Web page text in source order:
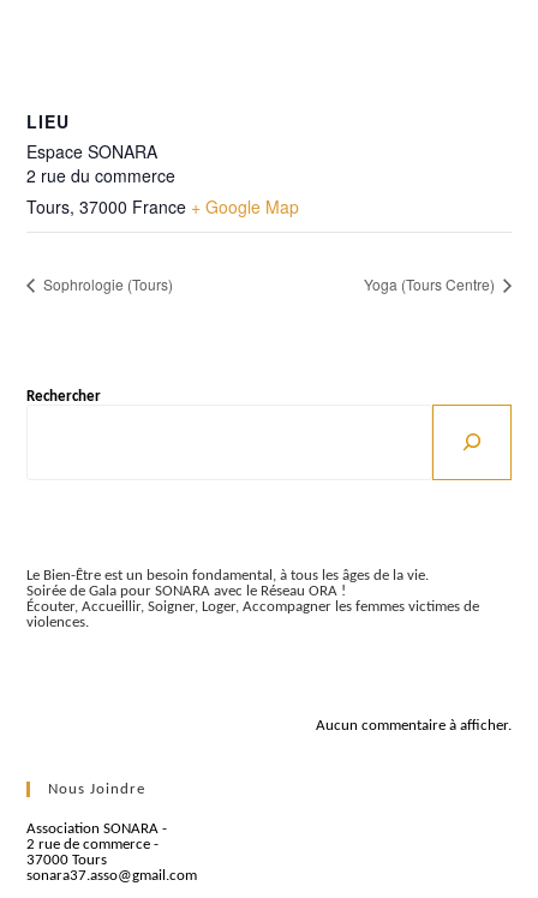
LIEU
Espace SONARA
2 rue du commerce
Tours, 37000 France + Google Map
Sophrologie (Tours) Yoga (Tours Centre)
Rechercher
Le Bien-Être est un besoin fondamental, à tous les âges de la vie.
Soirée de Gala pour SONARA avec le Réseau ORA !
Écouter, Accueillir, Soigner, Loger, Accompagner les femmes victimes de
violences.
Aucun commentaire à afficher.
Nous Joindre
Association SONARA -
2 rue de commerce -
37000 Tours
sonara37.asso@gmail.com